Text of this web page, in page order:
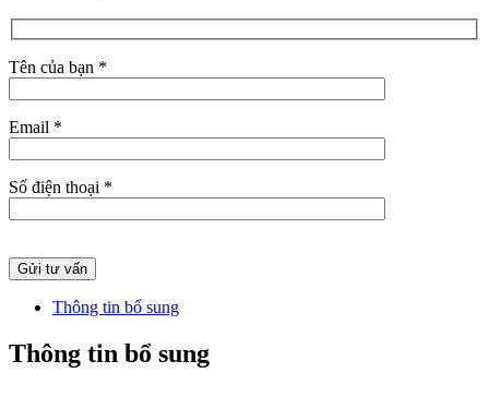
Tên của bạn *
Email *
Số điện thoại *
Thông tin bổ sung
Thông tin bổ sung